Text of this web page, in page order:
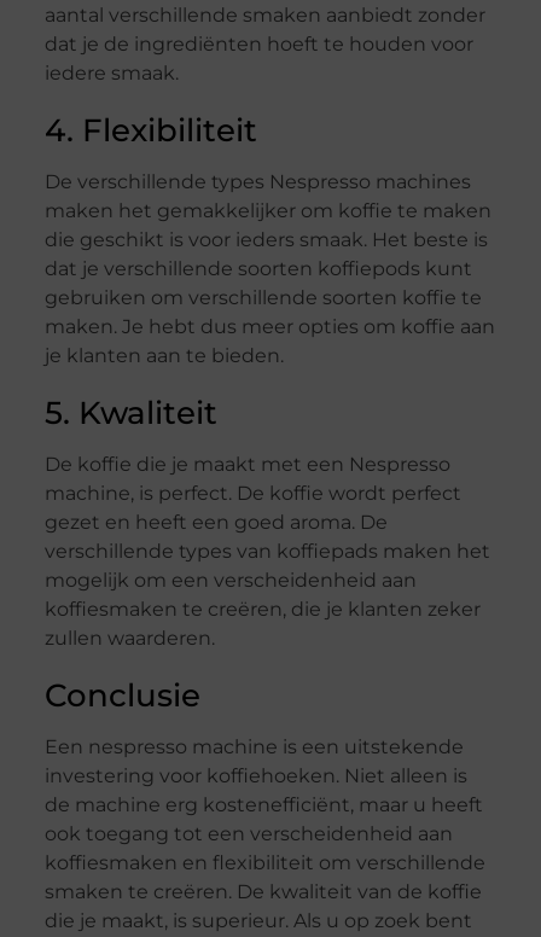
aantal verschillende smaken aanbiedt zonder
dat je de ingrediënten hoeft te houden voor
iedere smaak.
4. Flexibiliteit
De verschillende types Nespresso machines
maken het gemakkelijker om koffie te maken
die geschikt is voor ieders smaak. Het beste is
dat je verschillende soorten koffiepods kunt
gebruiken om verschillende soorten koffie te
maken. Je hebt dus meer opties om koffie aan
je klanten aan te bieden.
5. Kwaliteit
De koffie die je maakt met een Nespresso
machine, is perfect. De koffie wordt perfect
gezet en heeft een goed aroma. De
verschillende types van koffiepads maken het
mogelijk om een verscheidenheid aan
koffiesmaken te creëren, die je klanten zeker
zullen waarderen.
Conclusie
Een nespresso machine is een uitstekende
investering voor koffiehoeken. Niet alleen is
de machine erg kostenefficiënt, maar u heeft
ook toegang tot een verscheidenheid aan
koffiesmaken en flexibiliteit om verschillende
smaken te creëren. De kwaliteit van de koffie
die je maakt, is superieur. Als u op zoek bent